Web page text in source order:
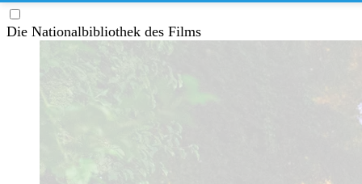
Die Nationalbibliothek des Films